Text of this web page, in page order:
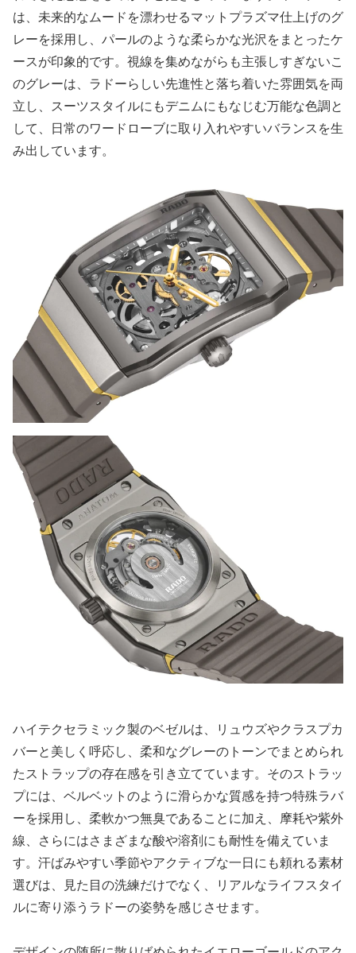
は、未来的なムードを漂わせるマットプラズマ仕上げのグ
レーを採用し、パールのような柔らかな光沢をまとったケ
ースが印象的です。視線を集めながらも主張しすぎないこ
のグレーは、ラドーらしい先進性と落ち着いた雰囲気を両
立し、スーツスタイルにもデニムにもなじむ万能な色調と
して、日常のワードローブに取り入れやすいバランスを生
み出しています。
ハイテクセラミック製のベゼルは、リュウズやクラスプカ
バーと美しく呼応し、柔和なグレーのトーンでまとめられ
たストラップの存在感を引き立てています。そのストラッ
プには、ベルベットのように滑らかな質感を持つ特殊ラバ
ーを採用し、柔軟かつ無臭であることに加え、摩耗や紫外
線、さらにはさまざまな酸や溶剤にも耐性を備えていま
す。汗ばみやすい季節やアクティブな一日にも頼れる素材
選びは、見た目の洗練だけでなく、リアルなライフスタイ
ルに寄り添うラドーの姿勢を感じさせます。